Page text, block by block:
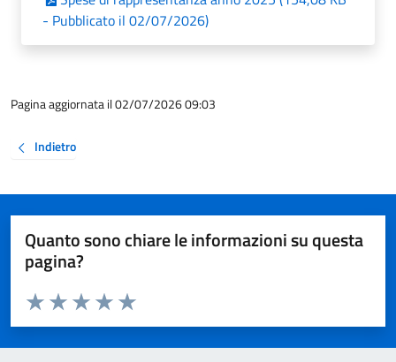
- Pubblicato il 02/07/2026)
Pagina aggiornata il 02/07/2026 09:03
Indietro
Quanto sono chiare le informazioni su questa
pagina?
Valuta da 1 a 5 stelle la pagina
Valuta 5 stelle su 5
Valuta 4 stelle su 5
Valuta 3 stelle su 5
Valuta 2 stelle su 5
Valuta 1 stelle su 5